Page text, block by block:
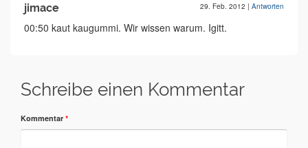
jimace 29. Feb. 2012 | Antworten
00:50 kaut kaugummi. Wir wissen warum. Igitt.
Schreibe einen Kommentar
Kommentar *